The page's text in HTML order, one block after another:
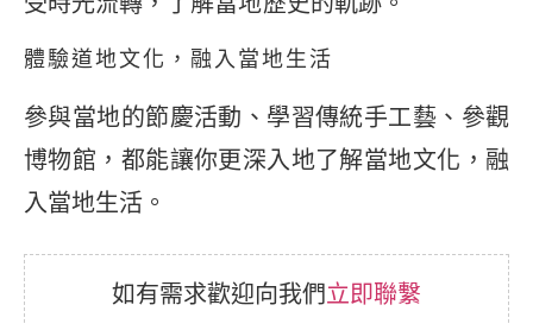
體驗道地文化，融入當地生活
參與當地的節慶活動、學習傳統手工藝、參觀
博物館，都能讓你更深入地了解當地文化，融
入當地生活。
如有需求歡迎向我們 立即聯繫